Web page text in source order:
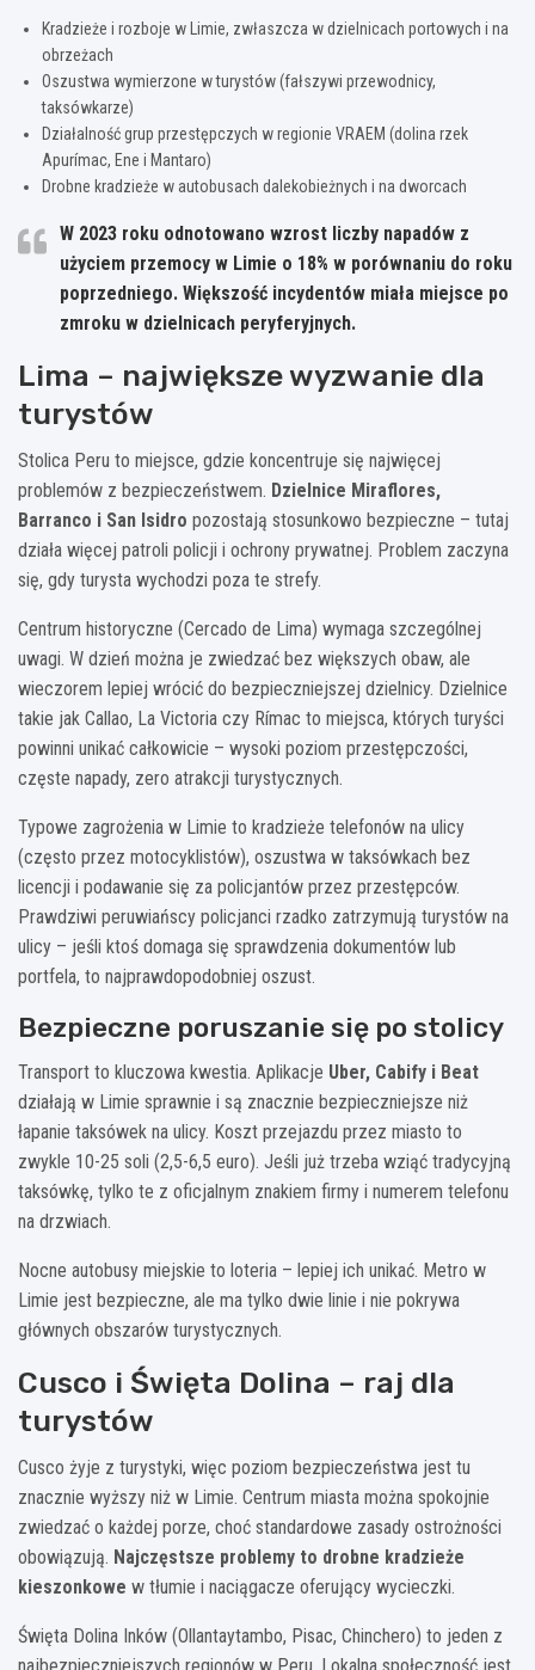
Kradzieże i rozboje w Limie, zwłaszcza w dzielnicach portowych i na
obrzeżach
Oszustwa wymierzone w turystów (fałszywi przewodnicy,
taksówkarze)
Działalność grup przestępczych w regionie VRAEM (dolina rzek
Apurímac, Ene i Mantaro)
Drobne kradzieże w autobusach dalekobieżnych i na dworcach
W 2023 roku odnotowano wzrost liczby napadów z
użyciem przemocy w Limie o 18% w porównaniu do roku
poprzedniego. Większość incydentów miała miejsce po
zmroku w dzielnicach peryferyjnych.
Lima – największe wyzwanie dla
turystów
Stolica Peru to miejsce, gdzie koncentruje się najwięcej
problemów z bezpieczeństwem. Dzielnice Miraflores,
Barranco i San Isidro pozostają stosunkowo bezpieczne – tutaj
działa więcej patroli policji i ochrony prywatnej. Problem zaczyna
się, gdy turysta wychodzi poza te strefy.
Centrum historyczne (Cercado de Lima) wymaga szczególnej
uwagi. W dzień można je zwiedzać bez większych obaw, ale
wieczorem lepiej wrócić do bezpieczniejszej dzielnicy. Dzielnice
takie jak Callao, La Victoria czy Rímac to miejsca, których turyści
powinni unikać całkowicie – wysoki poziom przestępczości,
częste napady, zero atrakcji turystycznych.
Typowe zagrożenia w Limie to kradzieże telefonów na ulicy
(często przez motocyklistów), oszustwa w taksówkach bez
licencji i podawanie się za policjantów przez przestępców.
Prawdziwi peruwiańscy policjanci rzadko zatrzymują turystów na
ulicy – jeśli ktoś domaga się sprawdzenia dokumentów lub
portfela, to najprawdopodobniej oszust.
Bezpieczne poruszanie się po stolicy
Transport to kluczowa kwestia. Aplikacje Uber, Cabify i Beat
działają w Limie sprawnie i są znacznie bezpieczniejsze niż
łapanie taksówek na ulicy. Koszt przejazdu przez miasto to
zwykle 10-25 soli (2,5-6,5 euro). Jeśli już trzeba wziąć tradycyjną
taksówkę, tylko te z oficjalnym znakiem firmy i numerem telefonu
na drzwiach.
Nocne autobusy miejskie to loteria – lepiej ich unikać. Metro w
Limie jest bezpieczne, ale ma tylko dwie linie i nie pokrywa
głównych obszarów turystycznych.
Cusco i Święta Dolina – raj dla
turystów
Cusco żyje z turystyki, więc poziom bezpieczeństwa jest tu
znacznie wyższy niż w Limie. Centrum miasta można spokojnie
zwiedzać o każdej porze, choć standardowe zasady ostrożności
obowiązują. Najczęstsze problemy to drobne kradzieże
kieszonkowe w tłumie i naciągacze oferujący wycieczki.
Święta Dolina Inków (Ollantaytambo, Pisac, Chinchero) to jeden z